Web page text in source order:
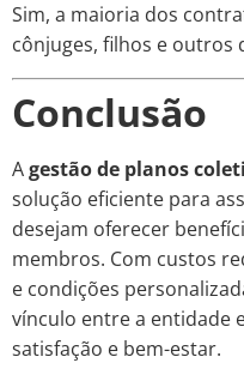
Sim, a maioria dos
cônjuges, filhos e outros
Conclusão
Agestão de planos
solução eficiente para
desejam oferecer
membros. Com custos
e condições
vínculo entre a entidade
satisfação e bem-estar.